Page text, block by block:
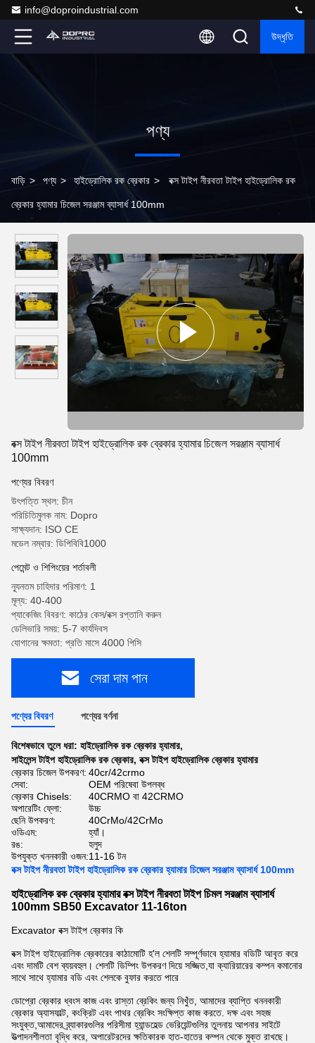
info@doproindustrial.com
উদ্ধৃতি
পণ্য
বাড়ি > পণ্য > হাইড্রোলিক রক ব্রেকার > বক্স টাইপ নীরবতা টাইপ হাইড্রোলিক রক
ব্রেকার হ্যামার চিজেল সরঞ্জাম ব্যাসার্ধ 100mm
বক্স টাইপ নীরবতা টাইপ হাইড্রোলিক রক ব্রেকার হ্যামার চিজেল সরঞ্জাম ব্যাসার্ধ
100mm
পণ্যের বিবরণ
উৎপত্তি স্থল: চীন
পরিচিতিমুলক নাম: Dopro
সাক্ষ্যদান: ISO CE
মডেল নম্বার: ডিপিবিবি1000
পেমেন্ট ও শিপিংয়ের শর্তাবলী
ন্যূনতম চাহিদার পরিমাণ: 1
মূল্য: 40-400
প্যাকেজিং বিবরণ: কাঠের কেস/বক্স রপ্তানি করুন
ডেলিভারি সময়: 5-7 কার্যদিবস
যোগানের ক্ষমতা: প্রতি মাসে 4000 পিসি
সেরা দাম পান
পণ্যের বিবরণ পণ্যের বর্ণনা
বিশেষভাবে তুলে ধরা: হাইড্রোলিক রক ব্রেকার হ্যামার,
সাইলেন্স টাইপ হাইড্রোলিক রক ব্রেকার, বক্স টাইপ হাইড্রোলিক ব্রেকার হ্যামার
ব্রেকার চিজেল উপকরণ: 40cr/42crmo
সেবা:
OEM পরিষেবা উপলব্ধ
ব্রেকার Chisels:
40CRMO বা 42CRMO
অপারেটিং ফ্লো:
উচ্চ
ছেনি উপকরণ:
40CrMo/42CrMo
ওডিএম:
হ্যাঁ।
রঙ:
হলুদ
উপযুক্ত খননকারী ওজন:11-16 টন
বক্স টাইপ নীরবতা টাইপ হাইড্রোলিক রক ব্রেকার হ্যামার চিজেল সরঞ্জাম ব্যাসার্ধ 100mm
হাইড্রোলিক রক ব্রেকার হ্যামার বক্স টাইপ নীরবতা টাইপ চিমল সরঞ্জাম ব্যাসার্ধ
100mm SB50 Excavator 11-16ton
Excavator বক্স টাইপ ব্রেকার কি
বক্স টাইপ হাইড্রোলিক ব্রেকারের কাঠামোটি হ'ল শেলটি সম্পূর্ণভাবে হ্যামার বডিটি আবৃত করে
এবং দামটি বেশ ব্যয়বহুল। শেলটি ডিম্পিং উপকরণ দিয়ে সজ্জিত,যা ক্যারিয়ারের কম্পন কমানোর
সাথে সাথে হ্যামার বডি এবং শেলকে বুফার করতে পারে
ডোপ্রো ব্রেকার ধ্বংস কাজ এবং রাস্তা ব্রেকিং জন্য নিখুঁত, আমাদের ব্যাপ্তি খননকারী
ব্রেকার অ্যাসফাল্ট, কংক্রিট এবং পাথর ব্রেকিং সংক্ষিপ্ত কাজ করতে. দক্ষ এবং সহজ
সংযুক্ত,আমাদের ব্র্যাকারগুলির পরিসীমা হ্যান্ডহেল্ড ভেরিয়েন্টগুলির তুলনায় আপনার সাইটে
উত্পাদনশীলতা বৃদ্ধি করে, অপারেটরদের ক্ষতিকারক হাত-হাতের কম্পন থেকে মুক্ত রাখছে।